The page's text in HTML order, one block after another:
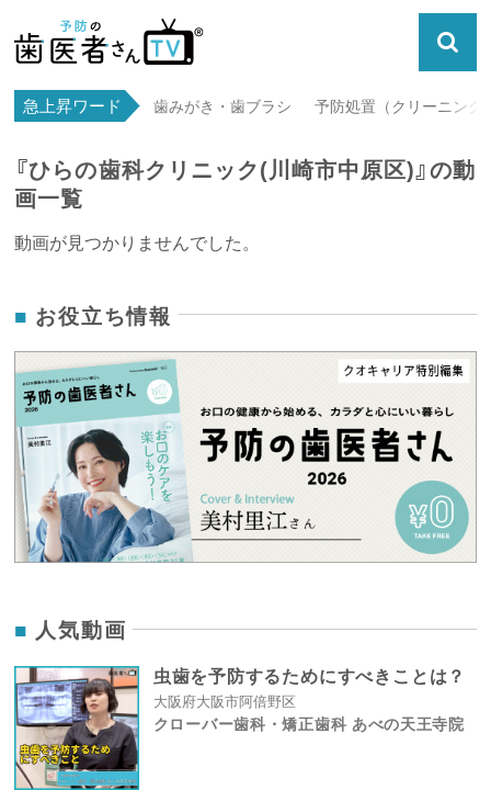
急上昇ワード 歯みがき・歯ブラシ 予防処置（クリーニング
『ひらの歯科クリニック(川崎市中原区)』の動
画一覧
動画が見つかりませんでした。
お役立ち情報
人気動画
虫歯を予防するためにすべきことは？
大阪府大阪市阿倍野区
クローバー歯科・矯正歯科 あべの天王寺院